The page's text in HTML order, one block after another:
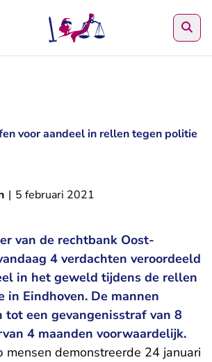
voor aandeel in rellen tegen politie
| 5 februari 2021
van de rechtbank Oost-
4 verdachten veroordeeld
in het geweld tijdens de rellen
in Eindhoven. De mannen
een gevangenisstraf van 8
4 maanden voorwaardelijk.
mensen demonstreerde 24 januari